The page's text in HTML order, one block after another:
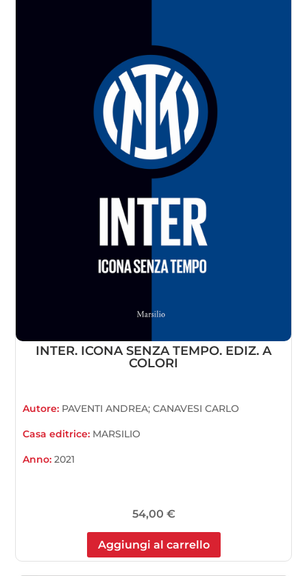
INTER. ICONA SENZA TEMPO. EDIZ. A
COLORI
Autore: PAVENTI ANDREA; CANAVESI CARLO
Casa editrice: MARSILIO
Anno:2021
54,00 €
Aggiungi al carrello